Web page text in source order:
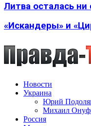
Литва осталась
«Искандеры» и
Новости
Украина
Юрий
Михаил
Россия